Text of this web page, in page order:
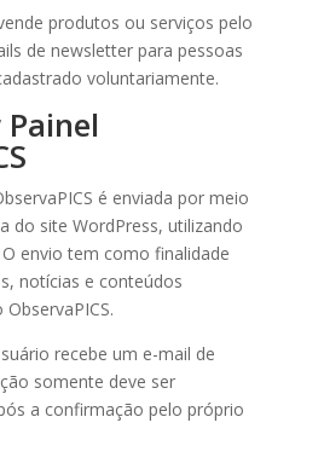
produtos ou serviços pelo
de newsletter para pessoas
voluntariamente.
é enviada por meio
do site WordPress, utilizando
envio tem como finalidade
notícias e conteúdos
recebe um e-mail de
somente deve ser
a confirmação pelo próprio